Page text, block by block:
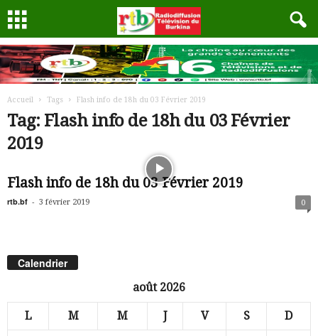
Accueil Tags Flash info de 18h du 03 Février 2019
Tag: Flash info de 18h du 03 Février
2019
Flash info de 18h du 03 Février 2019
rtb.bf - 3 février 2019 0
Calendrier
août 2026
L M M J V S D